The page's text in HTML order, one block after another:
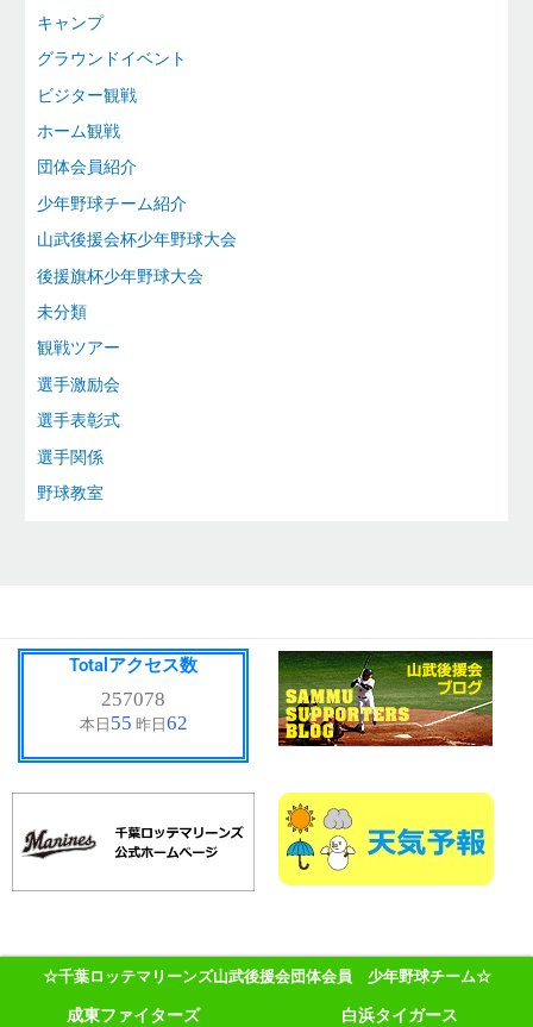
キャンプ
グラウンドイベント
ビジター観戦
ホーム観戦
団体会員紹介
少年野球チーム紹介
山武後援会杯少年野球大会
後援旗杯少年野球大会
未分類
観戦ツアー
選手激励会
選手表彰式
選手関係
野球教室
Totalアクセス数
☆千葉ロッテマリーンズ山武後援会団体会員 少年野球チーム☆
成東ファイターズ 白浜タイガース